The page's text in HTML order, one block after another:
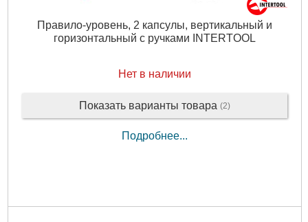
Правило-уровень, 2 капсулы, вертикальный и
горизонтальный с ручками INTERTOOL
Нет в наличии
Показать варианты товара (2)
Подробнее...